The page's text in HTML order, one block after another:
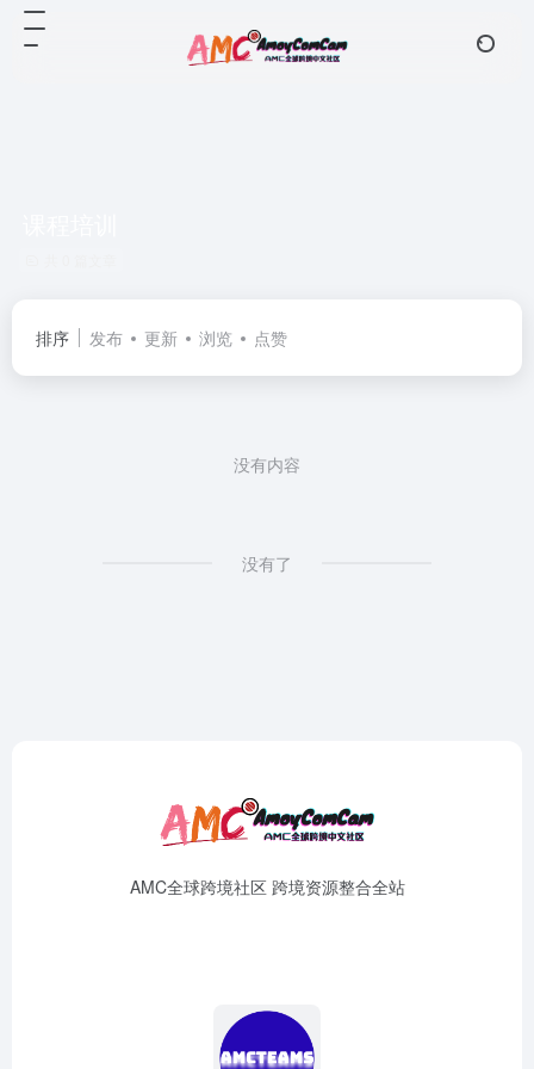
排序 发布 更新 浏览 点赞
没有内容
没有了
AMC全球跨境社区 跨境资源整合全站